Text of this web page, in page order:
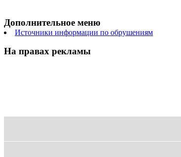
Дополнительное меню
Источники информации по обрушениям
На правах рекламы